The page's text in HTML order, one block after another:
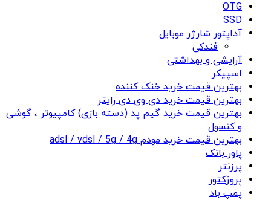
OTG
SSD
آداپتور شارژر موبایل
فندکی
آرایشی و بهداشتی
اسپیکر
بهترین قیمت خرید خنک کننده
بهترین قیمت خرید دی وی دی رایتر
بهترین قیمت خرید گیم پد (دسته بازی) کامپیوتر ، گوشی
و کنسول
بهترین قیمت خرید مودم adsl / vdsl / 5g / 4g
پاور بانک
پرزنتر
پروژکتور
پمپ باد